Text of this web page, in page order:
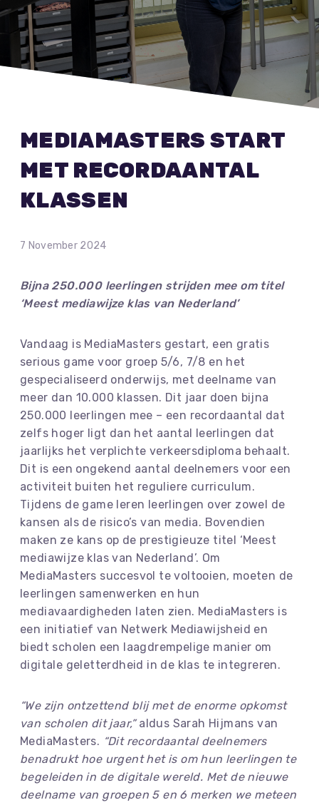
MEDIAMASTERS START
MET RECORDAANTAL
KLASSEN
7 November 2024
Bijna 250.000 leerlingen strijden mee om titel
‘Meest mediawijze klas van Nederland’
Vandaag is MediaMasters gestart, een gratis
serious game voor groep 5/6, 7/8 en het
gespecialiseerd onderwijs, met deelname van
meer dan 10.000 klassen. Dit jaar doen bijna
250.000 leerlingen mee – een recordaantal dat
zelfs hoger ligt dan het aantal leerlingen dat
jaarlijks het verplichte verkeersdiploma behaalt.
Dit is een ongekend aantal deelnemers voor een
activiteit buiten het reguliere curriculum.
Tijdens de game leren leerlingen over zowel de
kansen als de risico’s van media. Bovendien
maken ze kans op de prestigieuze titel ‘Meest
mediawijze klas van Nederland’. Om
MediaMasters succesvol te voltooien, moeten de
leerlingen samenwerken en hun
mediavaardigheden laten zien. MediaMasters is
een initiatief van Netwerk Mediawijsheid en
biedt scholen een laagdrempelige manier om
digitale geletterdheid in de klas te integreren.
“We zijn ontzettend blij met de enorme opkomst
van scholen dit jaar,”aldus Sarah Hijmans van
MediaMasters. “Dit recordaantal deelnemers
benadrukt hoe urgent het is om hun leerlingen te
begeleiden in de digitale wereld. Met de nieuwe
deelname van groepen 5 en 6 merken we meteen